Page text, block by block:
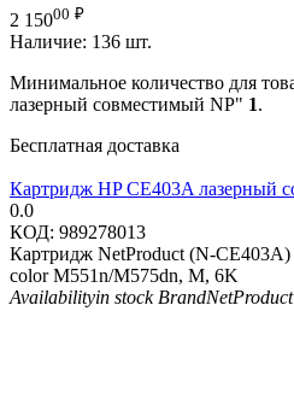
2 15000 ₽
Наличие: 136 шт.
Минимальное количество для
лазерный совместимый NP" 1.
Бесплатная доставка
Картридж HP CE403A лазерный
0.0
КОД: 989278013
Картридж NetProduct (N-CE403A)
color M551n/M575dn, M, 6K
Availabilityin stock BrandNetProduct